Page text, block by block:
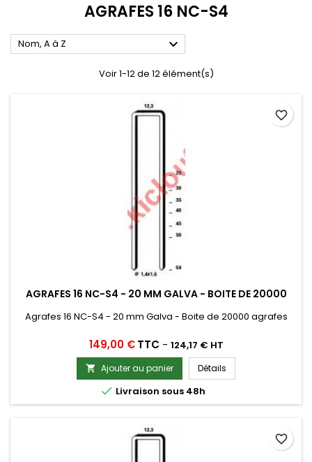
AGRAFES 16 NC-S4
Nom, A à Z 
Voir 1-12 de 12 élément(s)
AGRAFES 16 NC-S4 - 20 MM GALVA - BOITE DE 20000
Agrafes 16 NC-S4 - 20 mm Galva - Boite de 20000 agrafes
Prix
149,00 € TTC - 124,17 € HT
 Ajouter au panier Détails
 Livraison sous 48h
favorite_border
favorite_border